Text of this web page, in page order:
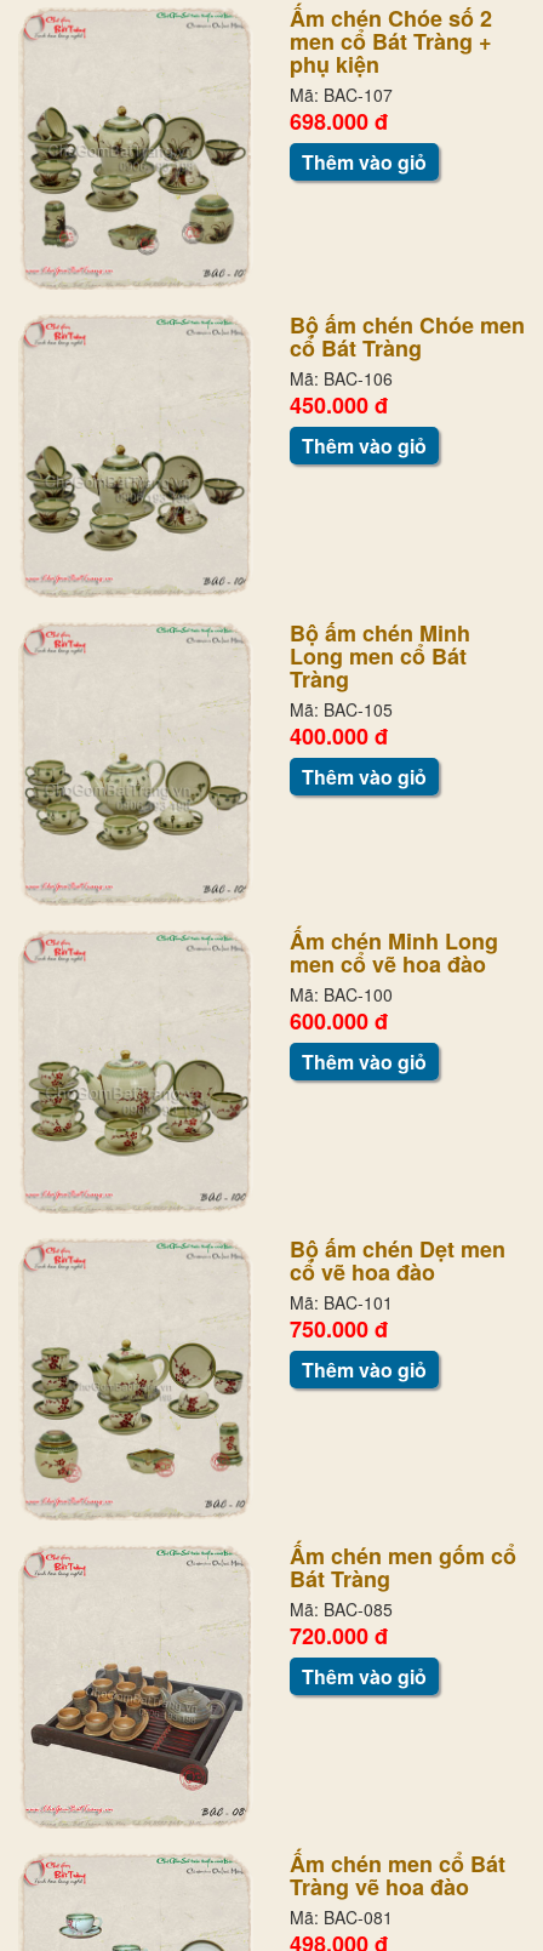
Ấm chén Chóe số 2
men cổ Bát Tràng +
phụ kiện
Mã: BAC-107
698.000 đ
Thêm vào giỏ
Bộ ấm chén Chóe men
cổ Bát Tràng
Mã: BAC-106
450.000 đ
Thêm vào giỏ
Bộ ấm chén Minh
Long men cổ Bát
Tràng
Mã: BAC-105
400.000 đ
Thêm vào giỏ
Ấm chén Minh Long
men cổ vẽ hoa đào
Mã: BAC-100
600.000 đ
Thêm vào giỏ
Bộ ấm chén Dẹt men
cổ vẽ hoa đào
Mã: BAC-101
750.000 đ
Thêm vào giỏ
Ấm chén men gốm cổ
Bát Tràng
Mã: BAC-085
720.000 đ
Thêm vào giỏ
Ấm chén men cổ Bát
Tràng vẽ hoa đào
Mã: BAC-081
498.000 đ